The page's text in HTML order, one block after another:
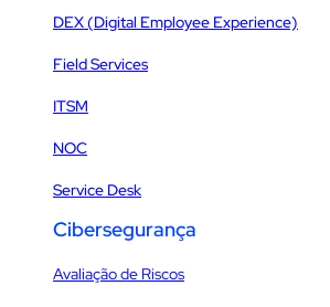
DEX (Digital Employee Experience)
Field Services
ITSM
NOC
Service Desk
Cibersegurança
Avaliação de Riscos